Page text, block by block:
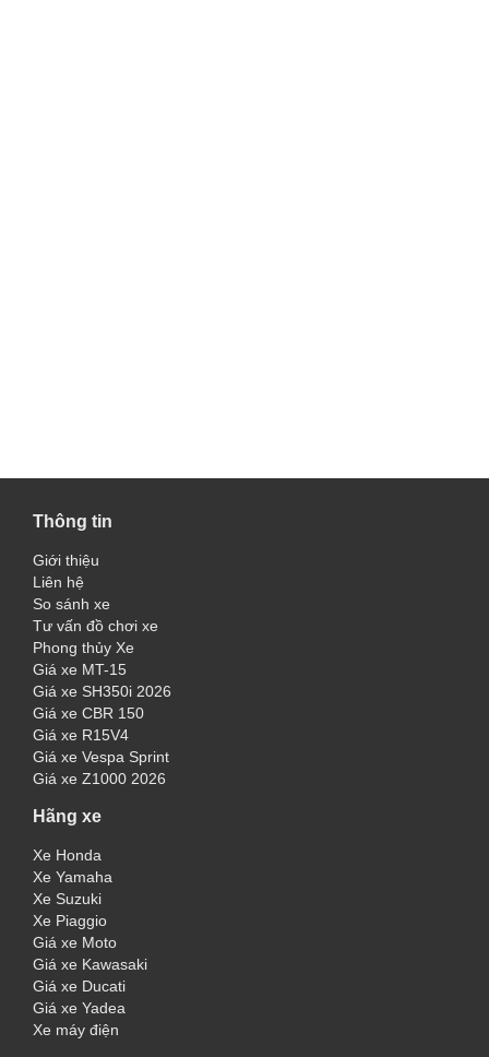
Thông tin
Giới thiệu
Liên hệ
So sánh xe
Tư vấn đồ chơi xe
Phong thủy Xe
Giá xe MT-15
Giá xe SH350i 2026
Giá xe CBR 150
Giá xe R15V4
Giá xe Vespa Sprint
Giá xe Z1000 2026
Hãng xe
Xe Honda
Xe Yamaha
Xe Suzuki
Xe Piaggio
Giá xe Moto
Giá xe Kawasaki
Giá xe Ducati
Giá xe Yadea
Xe máy điện